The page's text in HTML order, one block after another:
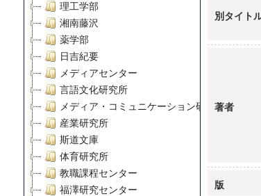
理工学部
湘南藤沢
薬学部
日吉紀要
メディアセンター
言語文化研究所
メディア・コミュニケーション研究所
産業研究所
斯道文庫
体育研究所
教職課程センター
福澤研究センター
別タイト
著者
版